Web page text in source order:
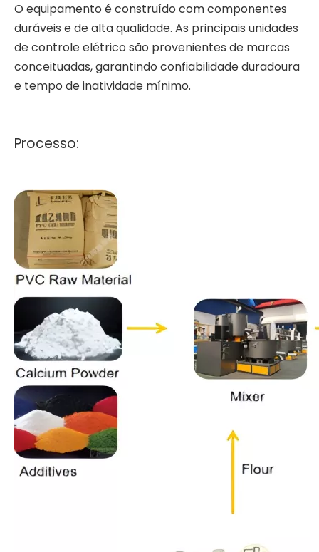
O equipamento é construído com componentes
duráveis ​​e de alta qualidade. As principais unidades
de controle elétrico são provenientes de marcas
conceituadas, garantindo confiabilidade duradoura
e tempo de inatividade mínimo.
Processo: